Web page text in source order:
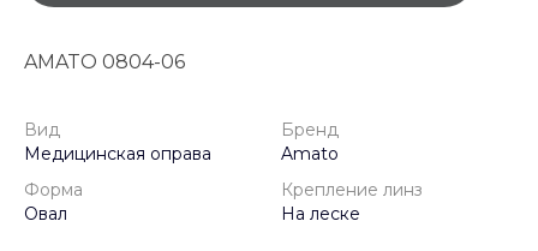
AMATO 0804-06
Вид
Медицинская оправа
Бренд
Amato
Форма
Овал
Крепление линз
На леске